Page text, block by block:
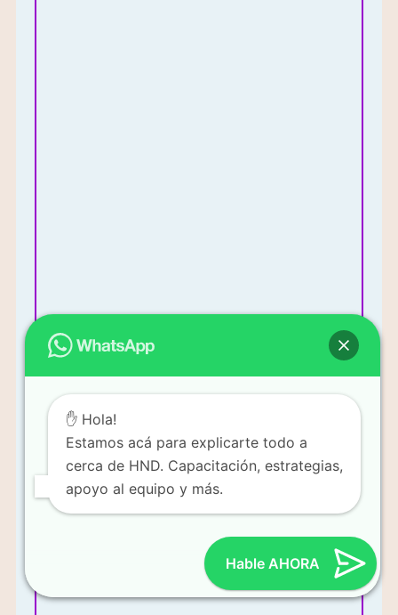
Más Información
Mi enfoque es vender productos y construir un equipo de
ventas.
✋ Hola!
Estamos acá para explicarte todo a
cerca de HND. Capacitación, estrategias,
apoyo al equipo y más.
Hable AHORA